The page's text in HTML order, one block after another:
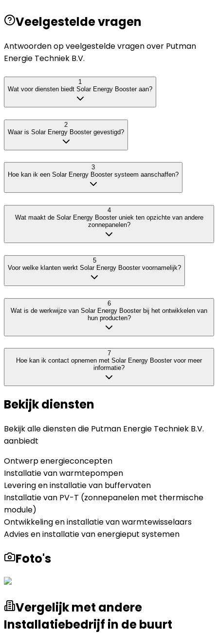
Veelgestelde vragen
Antwoorden op veelgestelde vragen over Putman
Energie Techniek B.V.
1
Wat voor diensten biedt Solar Energy Booster aan?
2
Waar is Solar Energy Booster gevestigd?
3
Hoe kan ik een Solar Energy Booster systeem aanschaffen?
4
Wat maakt de Solar Energy Booster uniek ten opzichte van andere
zonnepanelen?
5
Voor welke klanten werkt Solar Energy Booster voornamelijk?
6
Wat is de werkwijze van Solar Energy Booster bij het ontwikkelen van
hun producten?
7
Hoe kan ik contact opnemen met Solar Energy Booster voor meer
informatie?
Bekijk diensten
Bekijk alle diensten die Putman Energie Techniek B.V.
aanbiedt
Ontwerp energieconcepten
Installatie van warmtepompen
Levering en installatie van buffervaten
Installatie van PV-T (zonnepanelen met thermische
module)
Ontwikkeling en installatie van warmtewisselaars
Advies en installatie van energieput systemen
Foto's
Vergelijk met andere
Installatiebedrijf in de buurt